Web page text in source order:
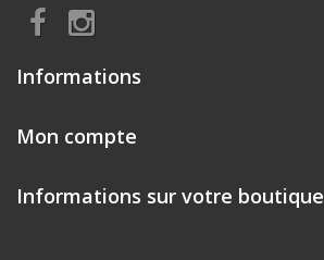
Informations
Mon compte
Informations sur votre boutique